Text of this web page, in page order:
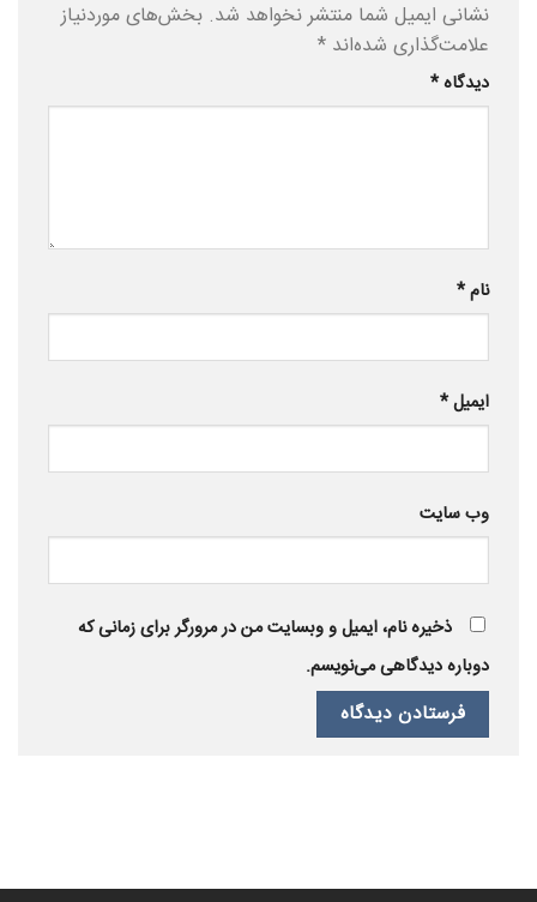
نشانی ایمیل شما منتشر نخواهد شد. بخش‌های موردنیاز
علامت‌گذاری شده‌اند *
دیدگاه*
نام*
ایمیل*
وب‌ سایت
ذخیره نام، ایمیل و وبسایت من در مرورگر برای زمانی که
دوباره دیدگاهی می‌نویسم.